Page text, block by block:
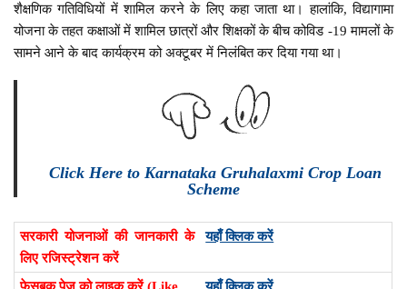
शैक्षणिक गतिविधियों में शामिल करने के लिए कहा जाता था। हालांकि, विद्यागामा
योजना के तहत कक्षाओं में शामिल छात्रों और शिक्षकों के बीच कोविड -19 मामलों के
सामने आने के बाद कार्यक्रम को अक्टूबर में निलंबित कर दिया गया था।
Click Here to Karnataka Gruhalaxmi Crop Loan
Scheme
सरकारी योजनाओं की जानकारी के
लिए रजिस्ट्रेशन करें
यहाँ क्लिक करें